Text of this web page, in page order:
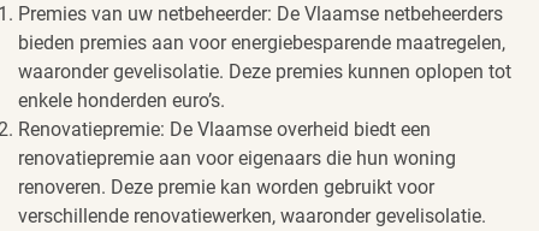
Premies van uw netbeheerder: De Vlaamse netbeheerders
bieden premies aan voor energiebesparende maatregelen,
waaronder gevelisolatie. Deze premies kunnen oplopen tot
enkele honderden euro’s.
Renovatiepremie: De Vlaamse overheid biedt een
renovatiepremie aan voor eigenaars die hun woning
renoveren. Deze premie kan worden gebruikt voor
verschillende renovatiewerken, waaronder gevelisolatie.